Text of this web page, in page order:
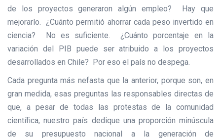
de los proyectos generaron algún empleo? Hay que
mejorarlo. ¿Cuánto permitió ahorrar cada peso invertido en
ciencia? No es suficiente. ¿Cuánto porcentaje en la
variación del PIB puede ser atribuido a los proyectos
desarrollados en Chile? Por eso el país no despega.
Cada pregunta más nefasta que la anterior, porque son, en
gran medida, esas preguntas las responsables directas de
que, a pesar de todas las protestas de la comunidad
científica, nuestro país dedique una proporción minúscula
de su presupuesto nacional a la generación de